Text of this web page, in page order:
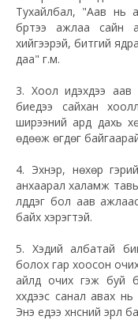
Тухайлбал, "Аав нь
бүртээ ажлаа сайн
хийгээрэй, битгий
даа" г.м.
3. Хоол идэхдээ
биедээ сайхан
ширээний ард дахь
өдөөж өгдөг
4. Эхнэр, нөхөр
анхаарал халамж
үлддэг бол аав ажлаас
байх хэрэгтэй.
5. Хэдий албатай
болох гар хоосон
айлд очих гэж буй
хүүхдээс санал авах
Энэ үедээ хүнсний